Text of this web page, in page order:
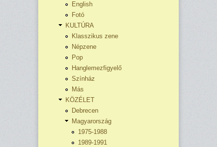
English
Fotó
KULTÚRA
Klasszikus zene
Népzene
Pop
Hanglemezfigyelő
Színház
Más
KÖZÉLET
Debrecen
Magyarország
1975-1988
1989-1991